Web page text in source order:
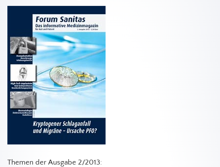
Themen der Ausgabe 2/2013: